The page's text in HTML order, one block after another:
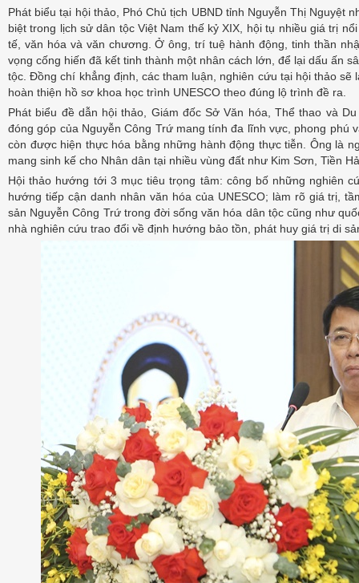
Phát biểu tại hội thảo, Phó Chủ tịch UBND tỉnh Nguyễn Thị Nguyệt
biệt trong lịch sử dân tộc Việt Nam thế kỷ XIX, hội tụ nhiều giá trị
tế, văn hóa và văn chương. Ở ông, trí tuệ hành động, tinh thần
vọng cống hiến đã kết tinh thành một nhân cách lớn, để lại dấu ấn
tộc. Đồng chí khẳng định, các tham luận, nghiên cứu tại hội thảo
hoàn thiện hồ sơ khoa học trình UNESCO theo đúng lộ trình đề ra.
Phát biểu đề dẫn hội thảo, Giám đốc Sở Văn hóa, Thể thao và
đóng góp của Nguyễn Công Trứ mang tính đa lĩnh vực, phong phú
còn được hiện thực hóa bằng những hành động thực tiễn. Ông là
mang sinh kế cho Nhân dân tại nhiều vùng đất như Kim Sơn, Tiền
Hội thảo hướng tới 3 mục tiêu trọng tâm: công bố những nghiên
hướng tiếp cận danh nhân văn hóa của UNESCO; làm rõ giá trị,
sản Nguyễn Công Trứ trong đời sống văn hóa dân tộc cũng như
nhà nghiên cứu trao đổi về định hướng bảo tồn, phát huy giá trị di